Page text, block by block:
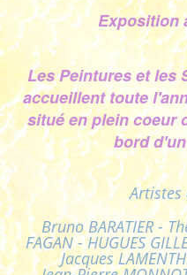
Exposition
Les Peintures et les
accueillent toute
situé en plein coeur
bord
Artistes
Bruno BARATIER -
FAGAN - HUGUES
Jacques